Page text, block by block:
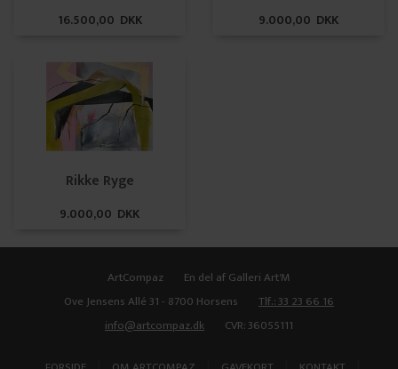
16.500,00 DKK 9.000,00 DKK
Rikke Ryge
9.000,00 DKK
ArtCompaz
En del af Galleri Art'M
Ove Jensens Allé 31 - 8700 Horsens
Tlf.: 33 23 66 16
info@artcompaz.dk
CVR: 36055111